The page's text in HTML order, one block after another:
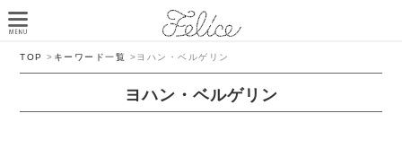
TOP > キーワード一覧 > ヨハン・ベルゲリン
ヨハン・ベルゲリン